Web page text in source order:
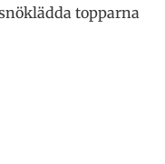
topparna